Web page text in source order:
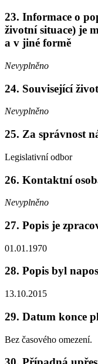
23. Informace o
životní situace) je
a v jiné formě
Nevyplněno
24. Související
Nevyplněno
25. Za správnost
Legislativní odbor
26. Kontaktní
Nevyplněno
27. Popis je
01.01.1970
28. Popis byl
13.10.2015
29. Datum konce
Bez časového omezení.